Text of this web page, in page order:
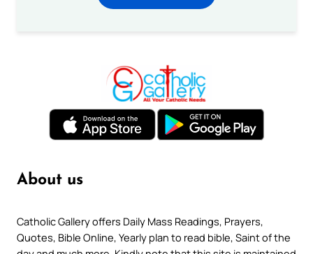
About us
Catholic Gallery offers Daily Mass Readings, Prayers,
Quotes, Bible Online, Yearly plan to read bible, Saint of the